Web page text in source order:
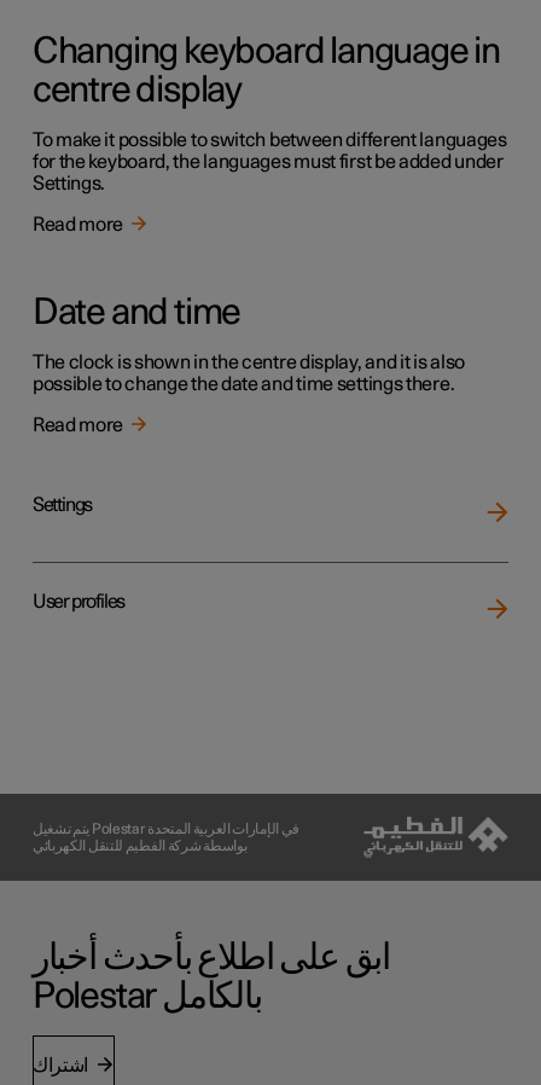
Changing keyboard language in
centre display
To make it possible to switch between different languages
for the keyboard, the languages must first be added under
Settings.
Read more
Date and time
The clock is shown in the centre display, and it is also
possible to change the date and time settings there.
Read more
Settings
User profiles
يتم تشغيل Polestar في الإمارات العربية المتحدة
بواسطة شركة الفطيم للتنقل الكهربائي
ابق على اطلاع بأحدث أخبار
Polestar بالكامل
اشتراك